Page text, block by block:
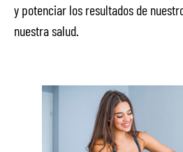
y potenciar los resultados de
nuestra salud.